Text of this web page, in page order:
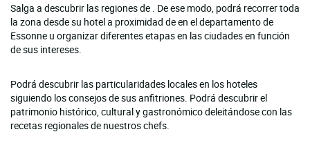
Salga a descubrir las regiones de . De ese modo, podrá recorrer toda
la zona desde su hotel a proximidad de en el departamento de
Essonne u organizar diferentes etapas en las ciudades en función
de sus intereses.
Podrá descubrir las particularidades locales en los hoteles
siguiendo los consejos de sus anfitriones. Podrá descubrir el
patrimonio histórico, cultural y gastronómico deleitándose con las
recetas regionales de nuestros chefs.